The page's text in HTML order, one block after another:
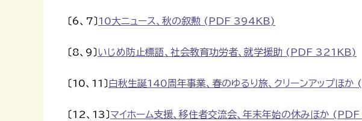
〔6、7〕 10大ニュース、秋の叙勲 (PDF 394KB)
〔8、9〕 いじめ防止標語、社会教育功労者、就学援助 (PDF 321KB)
〔10、11〕 白秋生誕140周年事業、春のゆるり旅、クリーンアップほ
〔12、13〕 マイホーム支援、移住者交流会、年末年始の休みほか